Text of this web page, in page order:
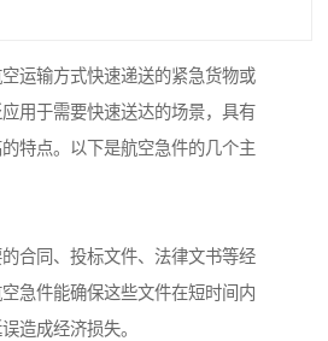
运输方式快速递送的紧急货物或
用于需要快速送达的场景，具有
特点。以下是航空急件的几个主
合同、投标文件、法律文书等经
急件能确保这些文件在短时间内
造成经济损失。